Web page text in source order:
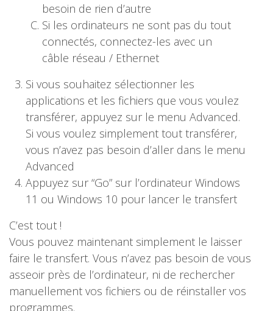
besoin de rien d’autre
Si les ordinateurs ne sont pas du tout
connectés, connectez-les avec un
câble réseau / Ethernet
Si vous souhaitez sélectionner les
applications et les fichiers que vous voulez
transférer, appuyez sur le menu Advanced.
Si vous voulez simplement tout transférer,
vous n’avez pas besoin d’aller dans le menu
Advanced
Appuyez sur “Go” sur l’ordinateur Windows
11 ou Windows 10 pour lancer le transfert
C’est tout !
Vous pouvez maintenant simplement le laisser
faire le transfert. Vous n’avez pas besoin de vous
asseoir près de l’ordinateur, ni de rechercher
manuellement vos fichiers ou de réinstaller vos
programmes.